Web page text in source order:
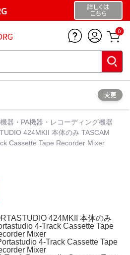
詳しくは
こちら
0
変更
器・PA機器・レコーディング機器
424MKII 本体のみ TASCAM
Cassette Tape Recorder Mixer